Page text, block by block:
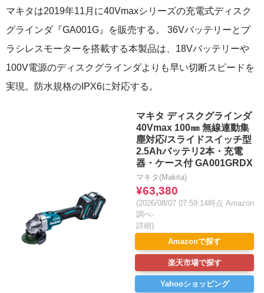
マキタは2019年11月に40Vmaxシリーズの充電式ディスク
グラインダ『GA001G』を販売する。 36Vバッテリーとブ
ラシレスモーターを搭載する本製品は、18Vバッテリーや
100V電源のディスクグラインダよりも早い切断スピードを
実現。防水規格のIPX6に対応する。
マキタ ディスクグラインダ
40Vmax 100㎜ 無線連動集
塵対応/スライドスイッチ型
2.5Ahバッテリ2本・充電
器・ケース付 GA001GRDX
マキタ(Makita)
¥63,380
(2026/08/07 07:59:14時点 Amazon
調べ-
詳細)
Amazonで探す
楽天市場で探す
Yahooショッピング